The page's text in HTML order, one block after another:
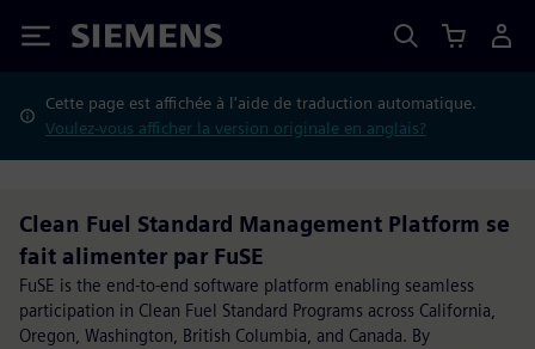
Siemens
Cette page est affichée à l'aide de traduction automatique.
Voulez-vous afficher la version originale en anglais?
Clean Fuel Standard Management Platform se
fait alimenter par FuSE
FuSE is the end-to-end software platform enabling seamless
participation in Clean Fuel Standard Programs across California,
Oregon, Washington, British Columbia, and Canada. By